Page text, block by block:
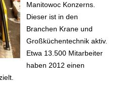
Manitowoc Konzerns.
Dieser ist in den
Branchen Krane und
Großküchentechnik aktiv.
Etwa 13.500 Mitarbeiter
haben 2012 einen